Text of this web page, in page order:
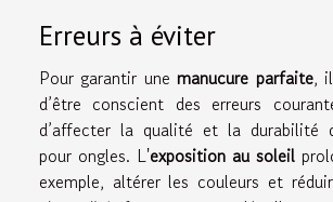
Erreurs à éviter
Pour garantir une manucure parfaite,
d’être conscient des erreurs
d’affecter la qualité et la durabilité
pour ongles. L'exposition au soleil
exemple, altérer les couleurs et